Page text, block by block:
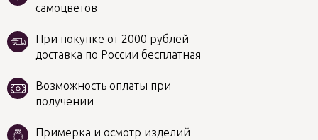
Примерка и осмотр изделий
самоцветов
Возможность оплаты при
получении
При покупке от 2000 рублей
доставка по России бесплатная